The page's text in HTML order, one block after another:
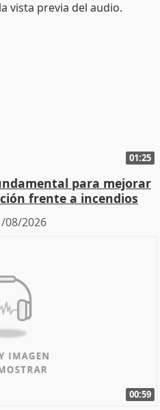
01:25
para mejorar
frente a incendios
08/2026
00:59